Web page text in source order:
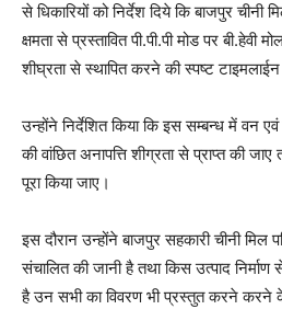
से धिकारियों को निर्देश दिये कि बाजपुर चीनी
क्षमता से प्रस्तावित पी.पी.पी मोड पर
शीघ्रता से स्थापित करने की स्पष्ट
उन्होंने निर्देशित किया कि इस सम्बन्ध में वन
की वांछित अनापत्ति शीग्रता से प्राप्त की
पूरा किया जाए।
इस दौरान उन्होंने बाजपुर सहकारी चीनी मिल
संचालित की जानी है तथा किस उत्पाद
है उन सभी का विवरण भी प्रस्तुत करने करने